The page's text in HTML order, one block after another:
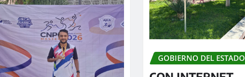
GOBIERNO DEL ESTADO